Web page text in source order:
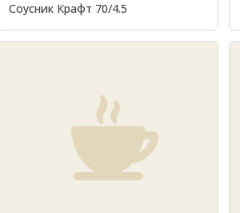
Соусник Крафт 70/4.5